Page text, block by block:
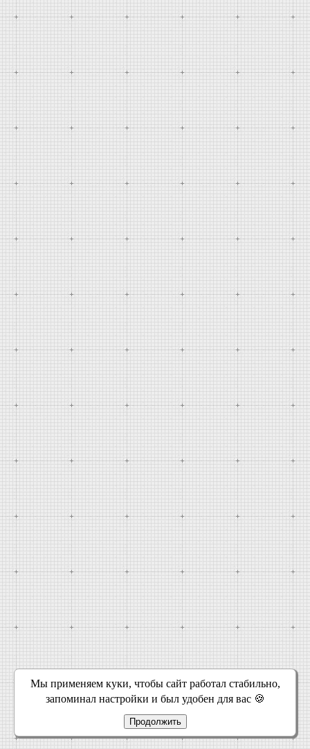
Мы применяем куки, чтобы сайт работал стабильно,
запоминал настройки и был удобен для вас 🍪
Продолжить